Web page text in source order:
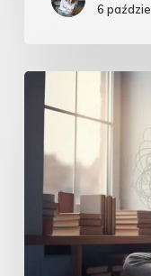
6
Zaburzenia
BFRB’s
podobieństwa